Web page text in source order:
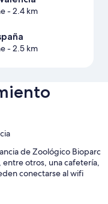
- 2.4 km
- 2.5 km
de Zoológico Bioparc
otros, una cafetería,
conectarse al wifi